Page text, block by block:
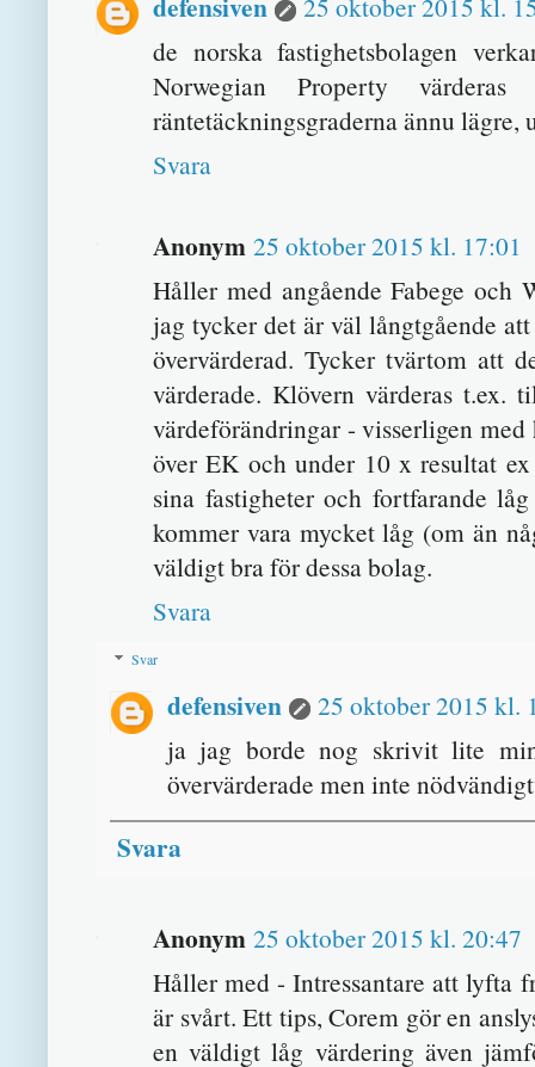
de norska fastighetsbolagen
Norwegian Property
räntetäckningsgraderna ännu lägre,
Svara
Anonym 25 oktober 2015 kl. 17:01
Håller med angående Fabege och
jag tycker det är väl långtgående
övervärderad. Tycker tvärtom att
värderade. Klövern värderas
värdeförändringar - visserligen
över EK och under 10 x resultat
sina fastigheter och fortfarande
kommer vara mycket låg (om än
väldigt bra för dessa bolag.
Svara
Svar
defensiven
25 oktober 2015 kl.
ja jag borde nog skrivit lite
övervärderade men inte
Svara
Anonym 25 oktober 2015 kl. 20:47
Håller med - Intressantare att lyfta
är svårt. Ett tips, Corem gör en
en väldigt låg värdering även